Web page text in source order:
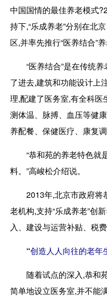
中国国情的最佳养老模式
持下,“乐成养老”分别在北
区,并率先推行“医养结合”养
“医养结合”是在传统养
了进去,建筑和功能设计上
理,配建了医务室,有全科
测体温、脉搏、血压等健
养配餐、保健医疗、康复
“恭和苑的养老特色就
料。”高峻松介绍说。
2013年,北京市政府将
老机构,支持“乐成养老”创
入、建设与运营补贴、税
“创造人人向往的老年
随着试点的深入,恭和苑
简单地设立医务室,并不能